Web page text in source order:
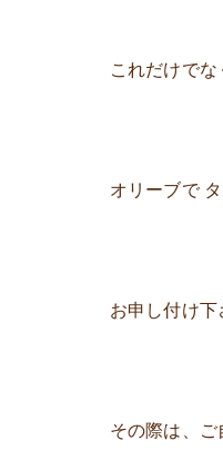
これだけで
オリーブで
お申し付け下
その際は、